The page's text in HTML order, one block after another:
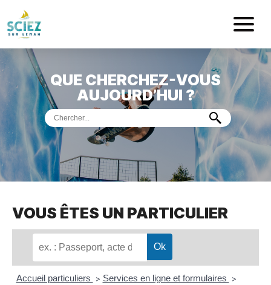
Mairie de
ACCUEIL
VOTREMAIRIE
VIEPRATIQUE
DÉMARCHES &SERVICES
PORTDE PLAISANCE
MUSÉEDE PRÉHISTOIRE
QUE CHERCHEZ-VOUS
AUJOURD’HUI ?
VOUS ÊTES UN PARTICULIER
Accueil particuliers > Services en ligne et formulaires >